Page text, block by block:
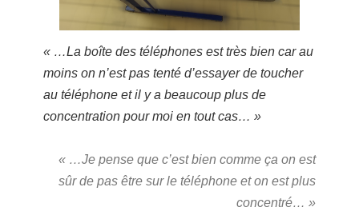
« …La boîte des téléphones est très bien car au
moins on n’est pas tenté d’essayer de toucher
au téléphone et il y a beaucoup plus de
concentration pour moi en tout cas… »
« …Je pense que c’est bien comme ça on est
sûr de pas être sur le téléphone et on est plus
concentré… »